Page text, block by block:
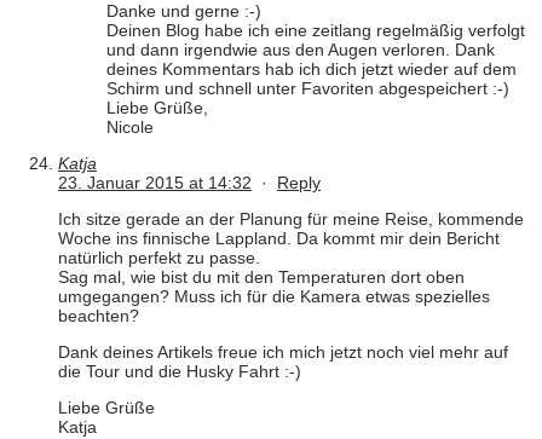
Danke und gerne :-)
Deinen Blog habe ich eine zeitlang regelmäßig verfolgt
und dann irgendwie aus den Augen verloren. Dank
deines Kommentars hab ich dich jetzt wieder auf dem
Schirm und schnell unter Favoriten abgespeichert :-)
Liebe Grüße,
Nicole
Katja
23. Januar 2015 at 14:32 · Reply
Ich sitze gerade an der Planung für meine Reise, kommende
Woche ins finnische Lappland. Da kommt mir dein Bericht
natürlich perfekt zu passe.
Sag mal, wie bist du mit den Temperaturen dort oben
umgegangen? Muss ich für die Kamera etwas spezielles
beachten?
Dank deines Artikels freue ich mich jetzt noch viel mehr auf
die Tour und die Husky Fahrt :-)
Liebe Grüße
Katja